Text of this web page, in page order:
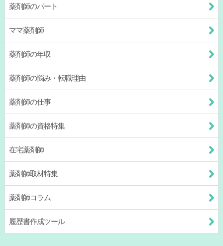
薬剤師のパート
ママ薬剤師
薬剤師の年収
薬剤師の悩み・転職理由
薬剤師の仕事
薬剤師の資格特集
在宅薬剤師
薬剤師取材特集
薬剤師コラム
履歴書作成ツール